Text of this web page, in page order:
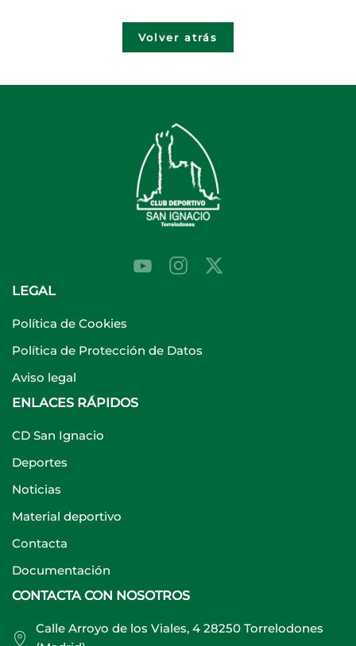
Volver atrás
LEGAL
Política de Cookies
Política de Protección de Datos
Aviso legal
ENLACES RÁPIDOS
CD San Ignacio
Deportes
Noticias
Material deportivo
Contacta
Documentación
CONTACTA CON NOSOTROS
Calle Arroyo de los Viales, 4 28250 Torrelodones